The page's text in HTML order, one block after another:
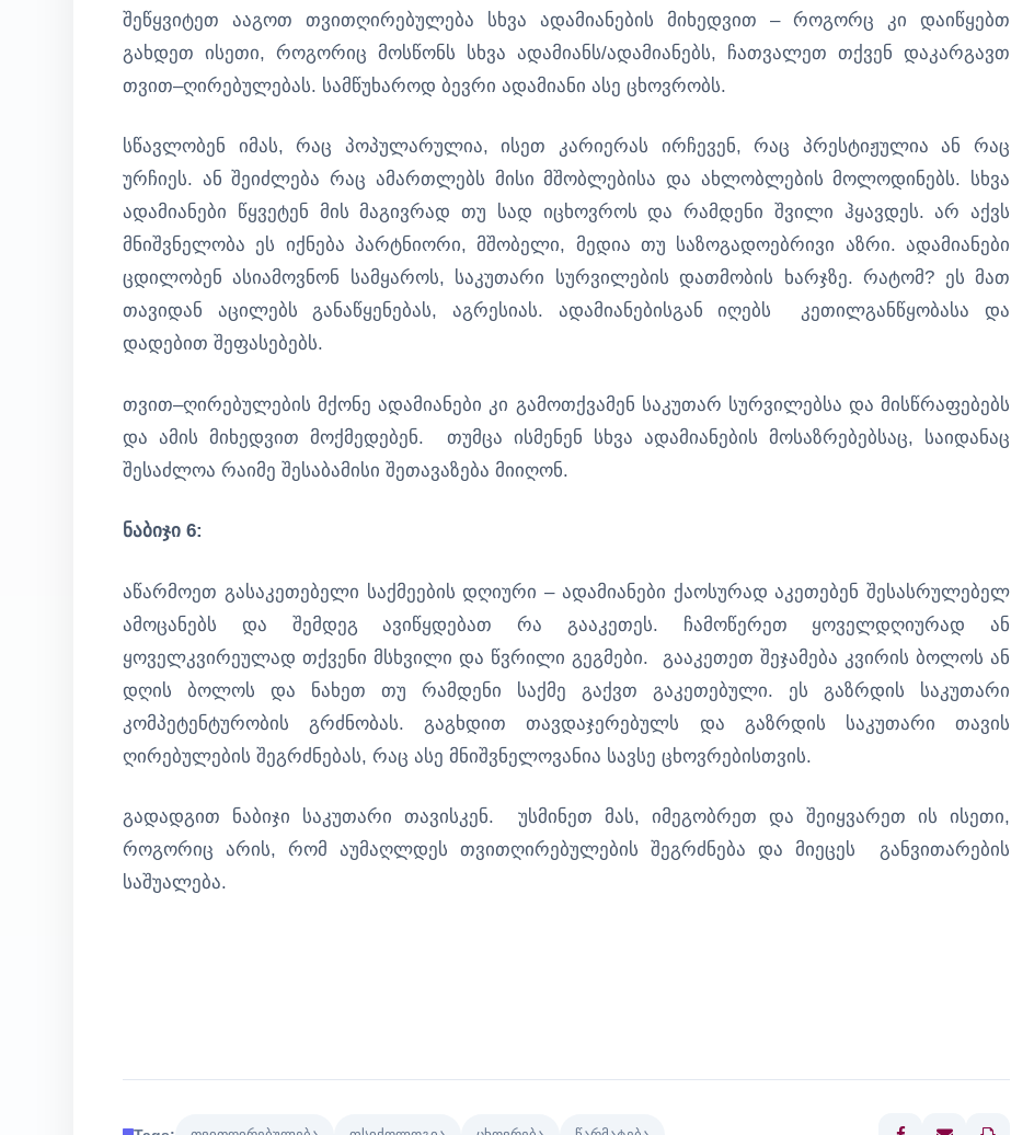
შეწყვიტეთ ააგოთ თვითღირებულება სხვა ადამიანების მიხედვით – როგორც კი დაიწყებთ
გახდეთ ისეთი, როგორიც მოსწონს სხვა ადამიანს/ადამიანებს, ჩათვალეთ თქვენ დაკარგავთ
თვით–ღირებულებას. სამწუხაროდ ბევრი ადამიანი ასე ცხოვრობს.
სწავლობენ იმას, რაც პოპულარულია, ისეთ კარიერას ირჩევენ, რაც პრესტიჟულია ან რაც
ურჩიეს. ან შეიძლება რაც ამართლებს მისი მშობლებისა და ახლობლების მოლოდინებს. სხვა
ადამიანები წყვეტენ მის მაგივრად თუ სად იცხოვროს და რამდენი შვილი ჰყავდეს. არ აქვს
მნიშვნელობა ეს იქნება პარტნიორი, მშობელი, მედია თუ საზოგადოებრივი აზრი. ადამიანები
ცდილობენ ასიამოვნონ სამყაროს, საკუთარი სურვილების დათმობის ხარჯზე. რატომ? ეს მათ
თავიდან აცილებს განაწყენებას, აგრესიას. ადამიანებისგან იღებს კეთილგანწყობასა და
დადებით შეფასებებს.
თვით–ღირებულების მქონე ადამიანები კი გამოთქვამენ საკუთარ სურვილებსა და მისწრაფებებს
და ამის მიხედვით მოქმედებენ. თუმცა ისმენენ სხვა ადამიანების მოსაზრებებსაც, საიდანაც
შესაძლოა რაიმე შესაბამისი შეთავაზება მიიღონ.
ნაბიჯი 6:
აწარმოეთ გასაკეთებელი საქმეების დღიური – ადამიანები ქაოსურად აკეთებენ შესასრულებელ
ამოცანებს და შემდეგ ავიწყდებათ რა გააკეთეს. ჩამოწერეთ ყოველდღიურად ან
ყოველკვირეულად თქვენი მსხვილი და წვრილი გეგმები. გააკეთეთ შეჯამება კვირის ბოლოს ან
დღის ბოლოს და ნახეთ თუ რამდენი საქმე გაქვთ გაკეთებული. ეს გაზრდის საკუთარი
კომპეტენტურობის გრძნობას. გაგხდით თავდაჯერებულს და გაზრდის საკუთარი თავის
ღირებულების შეგრძნებას, რაც ასე მნიშვნელოვანია სავსე ცხოვრებისთვის.
გადადგით ნაბიჯი საკუთარი თავისკენ. უსმინეთ მას, იმეგობრეთ და შეიყვარეთ ის ისეთი,
როგორიც არის, რომ აუმაღლდეს თვითღირებულების შეგრძნება და მიეცეს განვითარების
საშუალება.